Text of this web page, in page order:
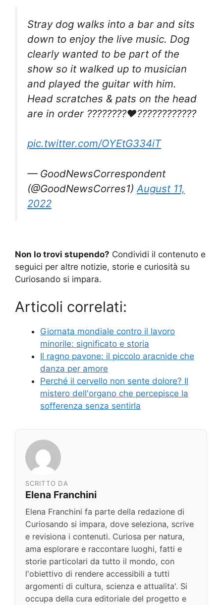
Stray dog walks into a bar and sits
down to enjoy the live music. Dog
clearly wanted to be part of the
show so it walked up to musician
and played the guitar with him.
Head scratches & pats on the head
are in order ????????❤️????????????
pic.twitter.com/OYEtG334iT
— GoodNewsCorrespondent
(@GoodNewsCorres1) August 11,
2022
Non lo trovi stupendo? Condividi il contenuto e
seguici per altre notizie, storie e curiosità su
Curiosando si impara.
Articoli correlati:
Giornata mondiale contro il lavoro
minorile: significato e storia
Il ragno pavone: il piccolo aracnide che
danza per amore
Perché il cervello non sente dolore? Il
mistero dell'organo che percepisce la
sofferenza senza sentirla
SCRITTO DA
Elena Franchini
Elena Franchini fa parte della redazione di
Curiosando si impara, dove seleziona, scrive
e revisiona i contenuti. Curiosa per natura,
ama esplorare e raccontare luoghi, fatti e
storie particolari da tutto il mondo, con
l'obiettivo di rendere accessibili a tutti
argomenti di cultura, scienza e attualita'. Si
occupa della cura editoriale del progetto e